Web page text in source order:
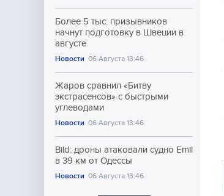
Более 5 тыс. призывников
начнут подготовку в Швеции в
августе
Новости 06 Августа 13:46
Жаров сравнил «Битву
экстрасенсов» с быстрыми
углеводами
Новости 06 Августа 13:46
Bild: дроны атаковали судно Emil
в 39 км от Одессы
Новости 06 Августа 13:46